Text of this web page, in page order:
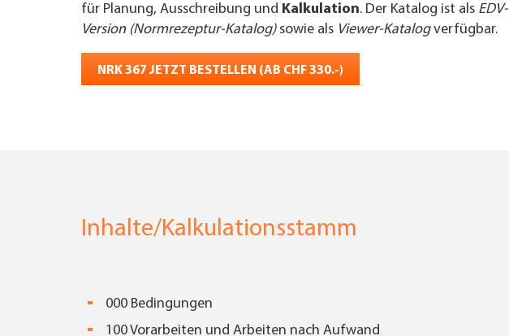
für Planung, Ausschreibung und Kalkulation. Der Katalog ist als EDV-
Version (Normrezeptur-Katalog)sowie als Viewer-Katalog verfügbar.
NRK 367 JETZT BESTELLEN (AB CHF 330.-)
Inhalte/Kalkulationsstamm
000 Bedingungen
100 Vorarbeiten und Arbeiten nach Aufwand